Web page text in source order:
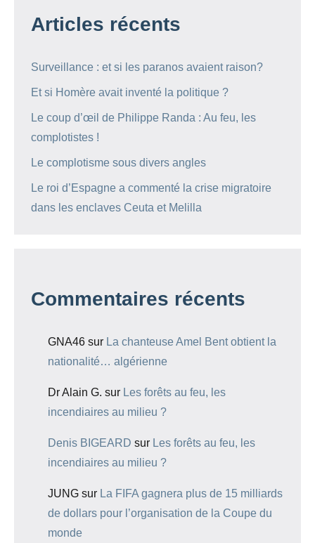
Articles récents
Surveillance : et si les paranos avaient raison?
Et si Homère avait inventé la politique ?
Le coup d’œil de Philippe Randa : Au feu, les
complotistes !
Le complotisme sous divers angles
Le roi d’Espagne a commenté la crise migratoire
dans les enclaves Ceuta et Melilla
Commentaires récents
GNA46 sur La chanteuse Amel Bent obtient la
nationalité… algérienne
Dr Alain G. sur Les forêts au feu, les
incendiaires au milieu ?
Denis BIGEARD sur Les forêts au feu, les
incendiaires au milieu ?
JUNG sur La FIFA gagnera plus de 15 milliards
de dollars pour l’organisation de la Coupe du
monde